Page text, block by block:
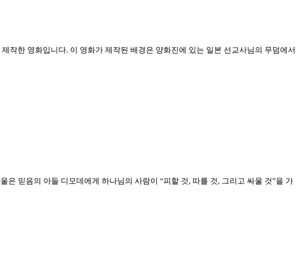
작한 영화입니다. 이 영화가 제작된 배경은 양화진에 있는 일본 선교사님의 무덤에서
믿음의 아들 디모데에게 하나님의 사람이 “피할 것, 따를 것, 그리고 싸울 것”을 가